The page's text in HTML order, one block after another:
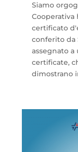
Siamo
Cooperativa
certificato
conferito da
assegnato
certificate,
dimostrano